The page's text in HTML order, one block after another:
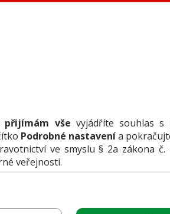
přijímám vše vyjádříte souhlas s
Podrobné nastavenía
ve smyslu § 2a zákona
veřejnosti.